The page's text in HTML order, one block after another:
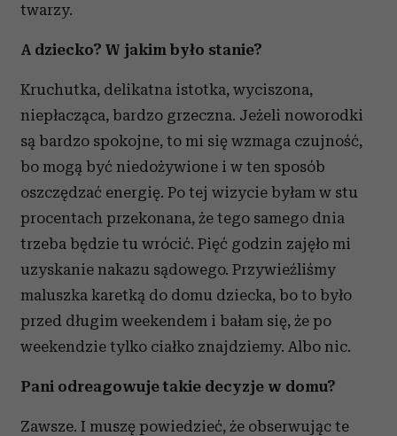
twarzy.
A dziecko? W jakim było stanie?
Kruchutka, delikatna istotka, wyciszona,
niepłacząca, bardzo grzeczna. Jeżeli noworodki
są bardzo spokojne, to mi się wzmaga czujność,
bo mogą być niedożywione i w ten sposób
oszczędzać energię. Po tej wizycie byłam w stu
procentach przekonana, że tego samego dnia
trzeba będzie tu wrócić. Pięć godzin zajęło mi
uzyskanie nakazu sądowego. Przywieźliśmy
maluszka karetką do domu dziecka, bo to było
przed długim weekendem i bałam się, że po
weekendzie tylko ciałko znajdziemy. Albo nic.
Pani odreagowuje takie decyzje w domu?
Zawsze. I muszę powiedzieć, że obserwując te